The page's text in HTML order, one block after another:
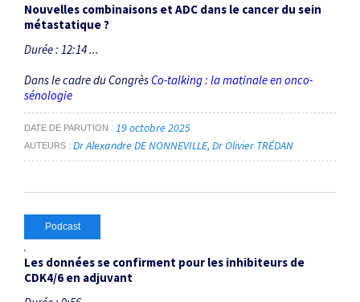
Nouvelles combinaisons et ADC dans le cancer du sein
métastatique ?
Durée : 12:14 ...
Dans le cadre du CongrèsCo-talking : la matinale en onco-
sénologie
DATE DE PARUTION 19 octobre 2025
AUTEURS Dr Alexandre DE NONNEVILLE Dr Olivier TRÉDAN
Podcast
Les données se confirment pour les inhibiteurs de
CDK4/6 en adjuvant